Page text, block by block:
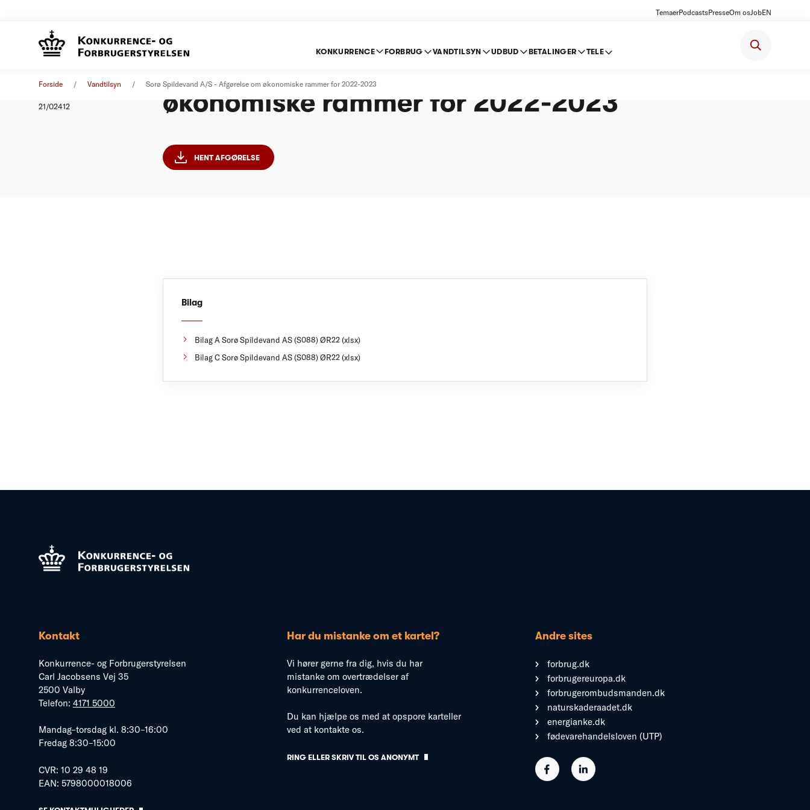
TemaerPodcastsPresseOm osJobEN
KONKURRENCE FORBRUG VANDTILSYN UDBUD BETALINGER TELE
Forside Vandtilsyn Sorø Spildevand A/S - Afgørelse om økonomiske rammer for 2022-2023
21/02412
økonomiske rammer for 2022-2023
HENT AFGØRELSE
Bilag
Bilag A Sorø Spildevand AS (S088) ØR22 (xlsx)
Bilag C Sorø Spildevand AS (S088) ØR22 (xlsx)
Kontakt
Konkurrence- og Forbrugerstyrelsen
Carl Jacobsens Vej 35
2500 Valby
Telefon: 4171 5000
Mandag–torsdag kl. 8:30–16:00
Fredag 8:30–15:00
CVR: 10 29 48 19
EAN: 5798000018006
Har du mistanke om et kartel?
Vi hører gerne fra dig, hvis du har
mistanke om overtrædelser af
konkurrenceloven.
Du kan hjælpe os med at opspore karteller
ved at kontakte os.
RING ELLER SKRIV TIL OS ANONYMT
Andre sites
forbrug.dk
forbrugereuropa.dk
forbrugerombudsmanden.dk
naturskaderaadet.dk
energianke.dk
fødevarehandelsloven (UTP)